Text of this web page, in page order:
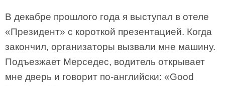
В декабре прошлого года я выступал в отеле
«Президент» с короткой презентацией. Когда
закончил, организаторы вызвали мне машину.
Подъезжает Мерседес, водитель открывает
мне дверь и говорит по-английски: «Good